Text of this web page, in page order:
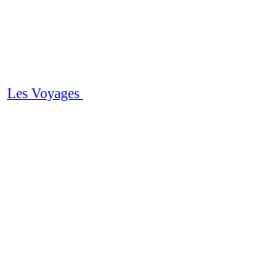
Les Voyages